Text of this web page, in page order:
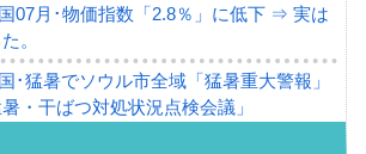
07月･物価指数「2.8％」に低下 ⇒ 実は
。
･猛暑でソウル市全域「猛暑重大警報」
・干ばつ対処状況点検会議」